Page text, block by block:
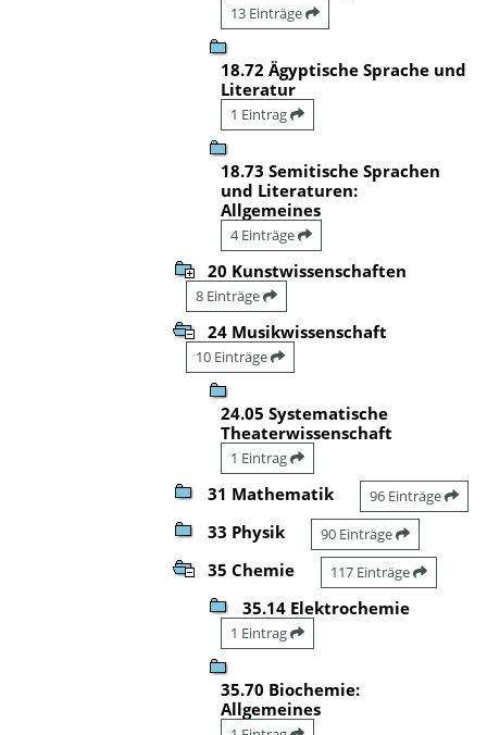
13 Einträge
18.72 Ägyptische Sprache und
Literatur
1 Eintrag
18.73 Semitische Sprachen
und Literaturen:
Allgemeines
4 Einträge
20 Kunstwissenschaften
8 Einträge
24 Musikwissenschaft
10 Einträge
24.05 Systematische
Theaterwissenschaft
1 Eintrag
31 Mathematik 96 Einträge
33 Physik 90 Einträge
35 Chemie 117 Einträge
35.14 Elektrochemie
1 Eintrag
35.70 Biochemie:
Allgemeines